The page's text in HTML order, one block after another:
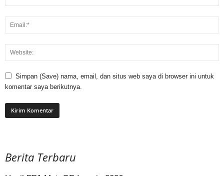
Simpan (Save) nama, email, dan situs web saya di browser ini untuk
komentar saya berikutnya.
Berita Terbaru